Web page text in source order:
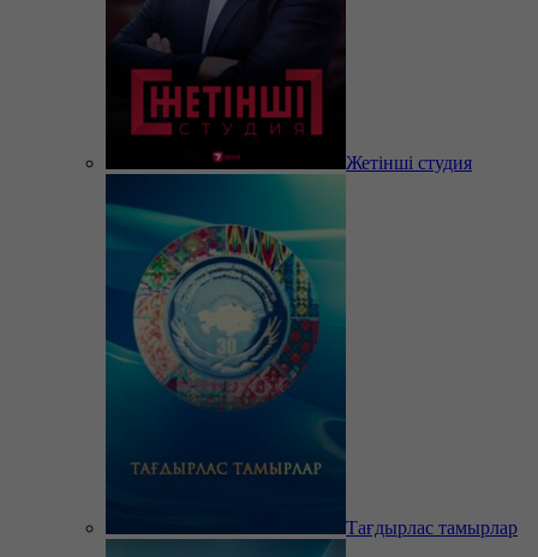
Жетінші студия
Тағдырлас тамырлар